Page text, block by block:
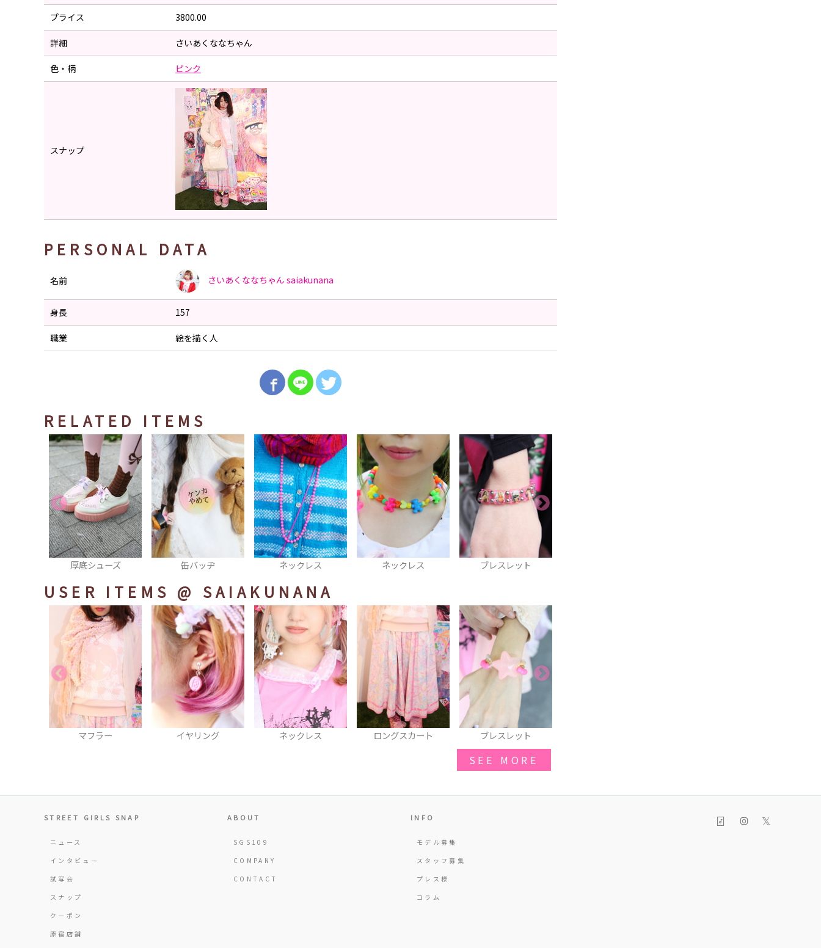
プライス 3800.00
詳細 さいあくななちゃん
色・柄 ピンク
スナップ
PERSONAL DATA
名前 さいあくななちゃん saiakunana
身長 157
職業 絵を描く人
RELATED ITEMS
缶バッヂ ネックレス ネックレス ブレスレット ネイル
USER ITEMS @ SAIAKUNANA
イヤリング ネックレス ロングスカート ブレスレット ショルダーバッグ
SEE MORE
STREET GIRLS SNAP
ニュース
インタビュー
試写会
スナップ
クーポン
原宿店舗
ABOUT
SGS109
COMPANY
CONTACT
INFO
モデル募集
スタッフ募集
プレス様
コラム
𝕏